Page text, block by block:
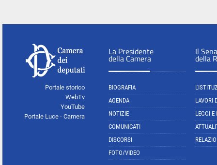
Portale storico
WebTv
YouTube
Portale Luce - Camera
La Presidente
della Camera
BIOGRAFIA
AGENDA
NOTIZIE
COMUNICATI
DISCORSI
FOTO/VIDEO
Il
della
LAVORI
LEGGI E